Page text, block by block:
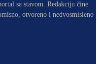
sa stavom. Redakciju čine
otvoreno i nedvosmisleno